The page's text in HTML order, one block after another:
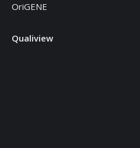
OriGENE
Qualiview